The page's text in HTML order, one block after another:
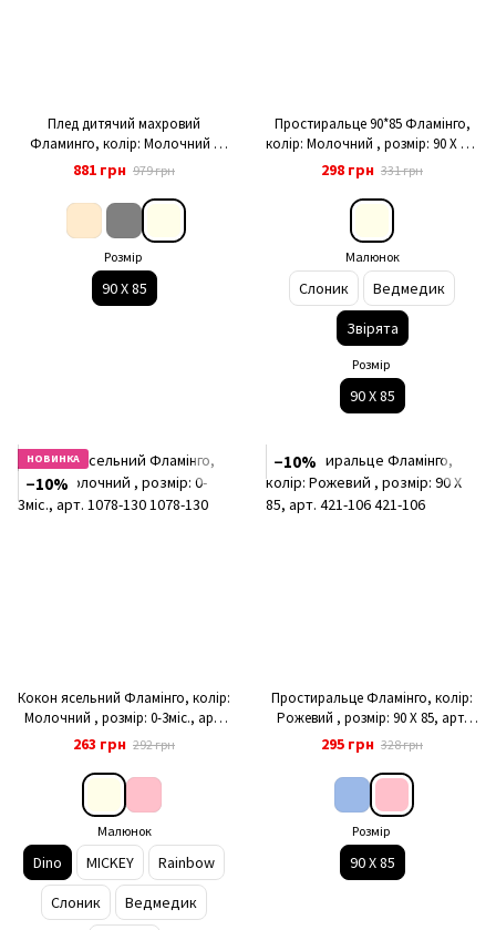
Плед дитячий махровий
Фламинго, колір: Молочний ,
розмір: 90 Х 85, арт. 551-929
881 грн 979 грн
Розмір
90 Х 85
Простиральце 90*85 Фламінго,
колір: Молочний , розмір: 90 Х 85,
арт. 421-130
298 грн 331 грн
Малюнок
Слоник
Ведмедик
Звірята
Розмір
90 Х 85
НОВИНКА
−10%
Кокон ясельний Фламінго, колір:
Молочний , розмір: 0-3міс., арт.
1078-130
263 грн 292 грн
Малюнок
Dino MICKEY
Rainbow
Слоник
Ведмедик
−10%
Простиральце Фламінго, колір:
Рожевий , розмір: 90 Х 85, арт.
421-106
295 грн 328 грн
Розмір
90 Х 85